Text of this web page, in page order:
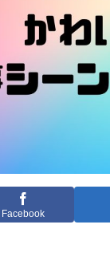
Facebook